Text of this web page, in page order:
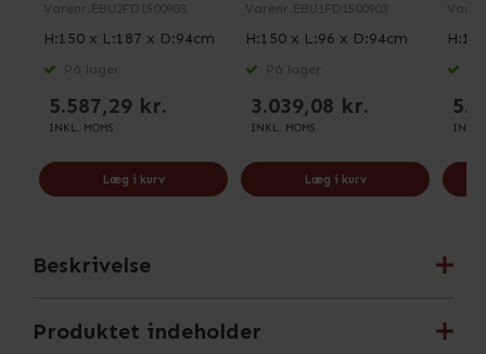
Varenr. EBU2FD1500903
H:150 x L:187 x D:94cm
På lager
5.587,29 kr.
INKL. MOMS
Læg i kurv
Varenr. EBU1FD1500903
H:150 x L:96 x D:94cm
På lager
3.039,08 kr.
INKL. MOMS
Læg i kurv
INKL.
Beskrivelse
Produktet indeholder